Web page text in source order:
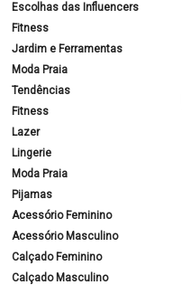
Escolhas das Influencers
Fitness
Jardim e Ferramentas
Moda Praia
Tendências
Fitness
Lazer
Lingerie
Moda Praia
Pijamas
Acessório Feminino
Acessório Masculino
Calçado Feminino
Calçado Masculino